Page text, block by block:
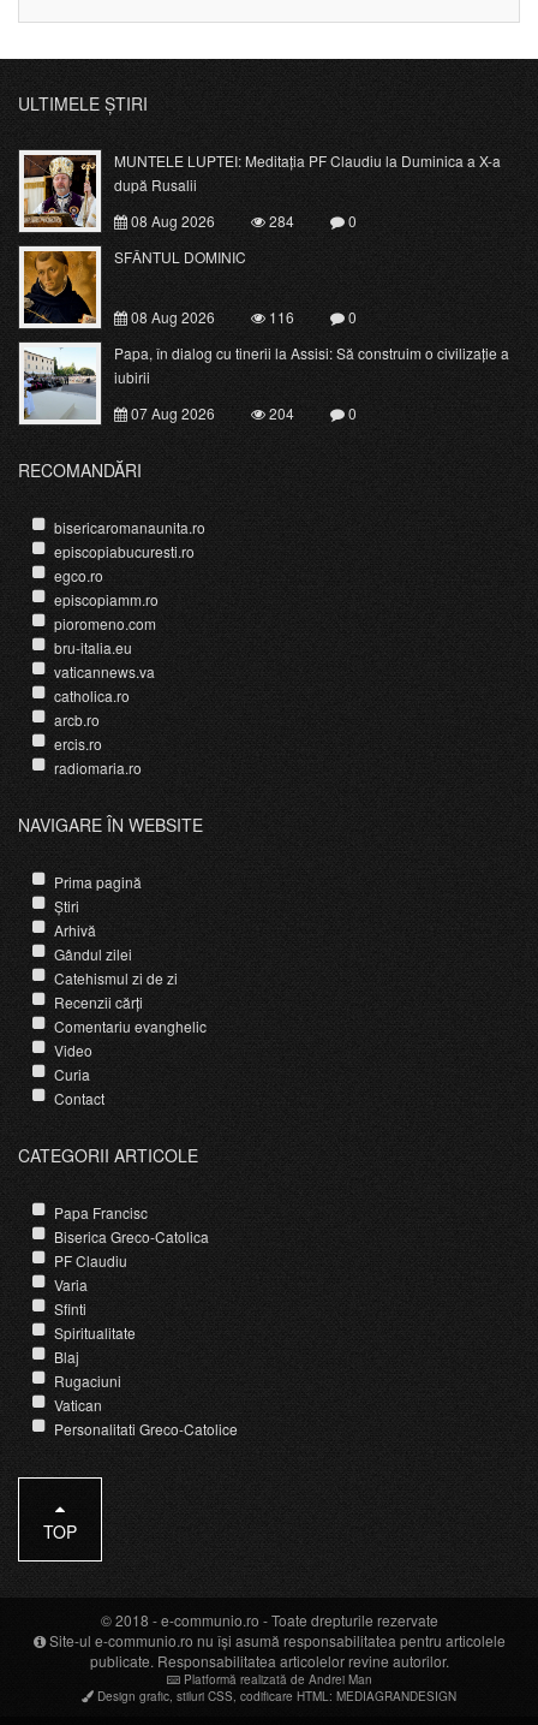
ULTIMELE ȘTIRI
MUNTELE LUPTEI: Meditația PF Claudiu la Duminica a X-a
după Rusalii
08 Aug 2026
284
0
SFÂNTUL DOMINIC
08 Aug 2026 116
0
Papa, în dialog cu tinerii la Assisi: Să construim o civilizație a
iubirii
07 Aug 2026
204 0
RECOMANDĂRI
bisericaromanaunita.ro
episcopiabucuresti.ro
egco.ro
episcopiamm.ro
pioromeno.com
bru-italia.eu
vaticannews.va
catholica.ro
arcb.ro
ercis.ro
radiomaria.ro
NAVIGARE ÎN WEBSITE
Prima pagină
Știri
Arhivă
Gândul zilei
Catehismul zi de zi
Recenzii cărți
Comentariu evanghelic
Video
Curia
Contact
CATEGORII ARTICOLE
Papa Francisc
Biserica Greco-Catolica
PF Claudiu
Varia
Sfinti
Spiritualitate
Blaj
Rugaciuni
Vatican
Personalitati Greco-Catolice
TOP
© 2018 -e-communio.ro - Toate drepturile rezervate
Site-ul e-communio.ro nu își asumă responsabilitatea pentru articolele
publicate. Responsabilitatea articolelor revine autorilor.
Platformă realizată de Andrei Man
Design grafic stiluri CSS codificare HTML : MEDIAGRANDESIGN